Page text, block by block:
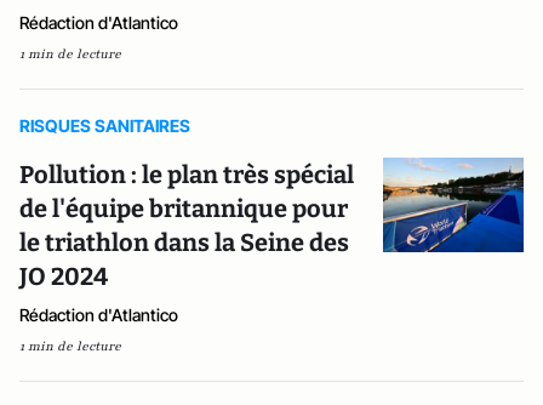
Rédaction d'Atlantico
1 min de lecture
RISQUES SANITAIRES
Pollution : le plan très spécial
de l'équipe britannique pour
le triathlon dans la Seine des
JO 2024
Rédaction d'Atlantico
1 min de lecture